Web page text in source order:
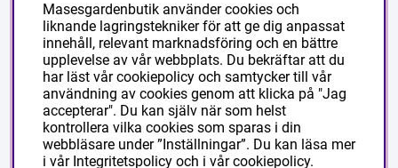
Information
Frakt och leverans
Köpvillkor
Så handlar du
Masesgardenbutik använder cookies och
liknande lagringstekniker för att ge dig anpassat
innehåll, relevant marknadsföring och en bättre
upplevelse av vår webbplats. Du bekräftar att du
har läst vår cookiepolicy och samtycker till vår
användning av cookies genom att klicka på "Jag
accepterar". Du kan själv när som helst
kontrollera vilka cookies som sparas i din
webbläsare under ”Inställningar”. Du kan läsa mer
i vår Integritetspolicy och i vårcookiepolicy.